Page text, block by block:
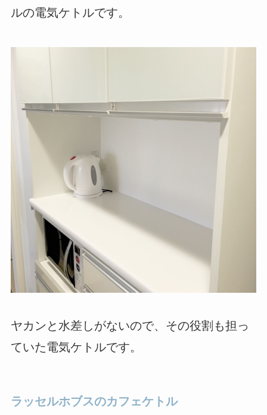
ルの電気ケトルです。
ヤカンと水差しがないので、その役割も担っ
ていた電気ケトルです。
ラッセルホブスのカフェケトル